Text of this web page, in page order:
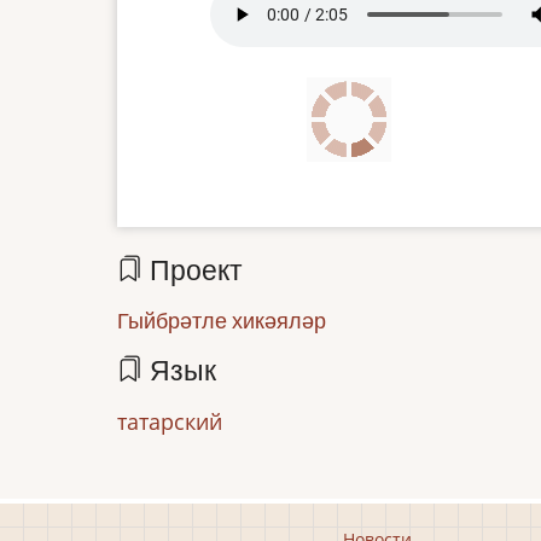
Проект
Гыйбрәтле хикәяләр
Язык
татарский